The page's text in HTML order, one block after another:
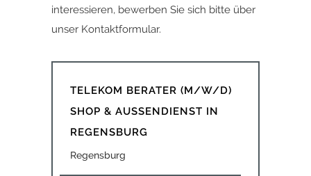
interessieren, bewerben Sie sich bitte über
unser Kontaktformular.
TELEKOM BERATER (M/W/D)
SHOP & AUSSENDIENST IN
REGENSBURG
Regensburg